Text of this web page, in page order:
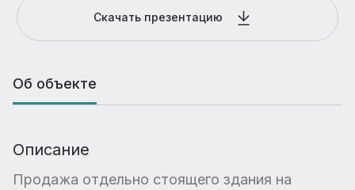
Скачать презентацию
Об объекте
Описание
Продажа отдельно стоящего здания на